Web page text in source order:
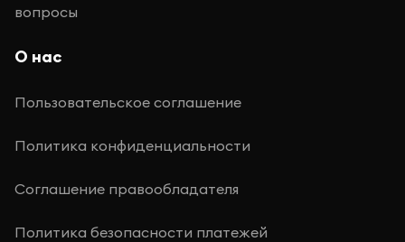
вопросы
О нас
Пользовательское соглашение
Политика конфиденциальности
Соглашение правообладателя
Политика безопасности платежей